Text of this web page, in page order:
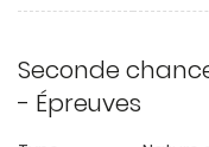
Seconde
- Épreuves